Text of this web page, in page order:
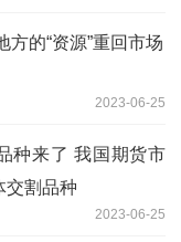
方的“资源”重回市场
2023-06-25
种来了 我国期货市
交割品种
2023-06-25